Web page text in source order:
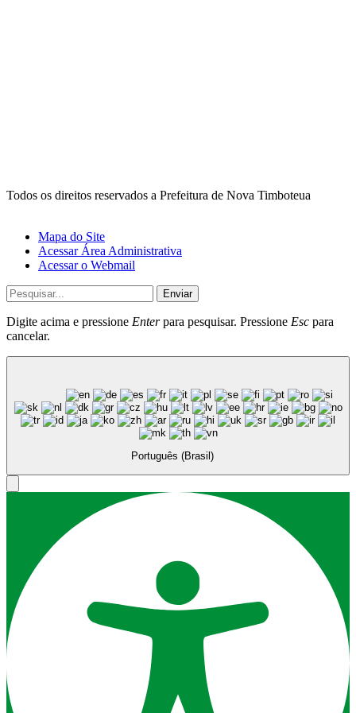
Todos os direitos reservados a Prefeitura de Nova Timboteua
Mapa do Site
Acessar Área Administrativa
Acessar o Webmail
Enviar
Digite acima e pressione Enterpara pesquisar. Pressione Esc para
cancelar.
Português (Brasil)